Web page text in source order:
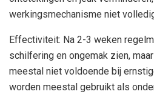
werkingsmechanisme niet
Effectiviteit: Na 2-3 weken
schilfering en ongemak zien,
meestal niet voldoende bij
worden meestal gebruikt als